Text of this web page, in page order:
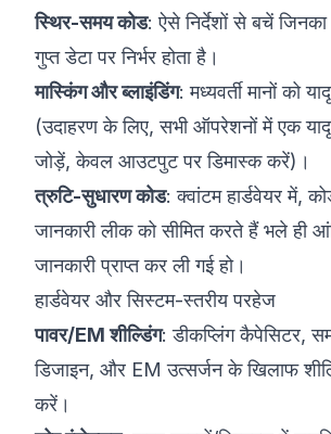
स्थिर-समय कोड: ऐसे निर्देशों से बचें जिनका
गुप्त डेटा पर निर्भर होता है।
मास्किंग और ब्लाइंडिंग: मध्यवर्ती मानों को
(उदाहरण के लिए, सभी ऑपरेशनों में एक
जोड़ें, केवल आउटपुट पर डिमास्क करें)।
त्रुटि-सुधारण कोड: क्वांटम हार्डवेयर में,
जानकारी लीक को सीमित करते हैं भले ही
जानकारी प्राप्त कर ली गई हो।
हार्डवेयर और सिस्टम-स्तरीय परहेज
पावर/EM शील्डिंग: डीकप्लिंग कैपेसिटर,
डिजाइन, और EM उत्सर्जन के खिलाफ
करें।